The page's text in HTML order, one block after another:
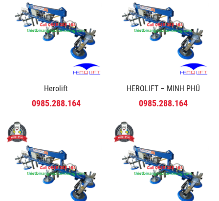
Herolift
0985.288.164
HEROLIFT – MINH PHÚ
0985.288.164